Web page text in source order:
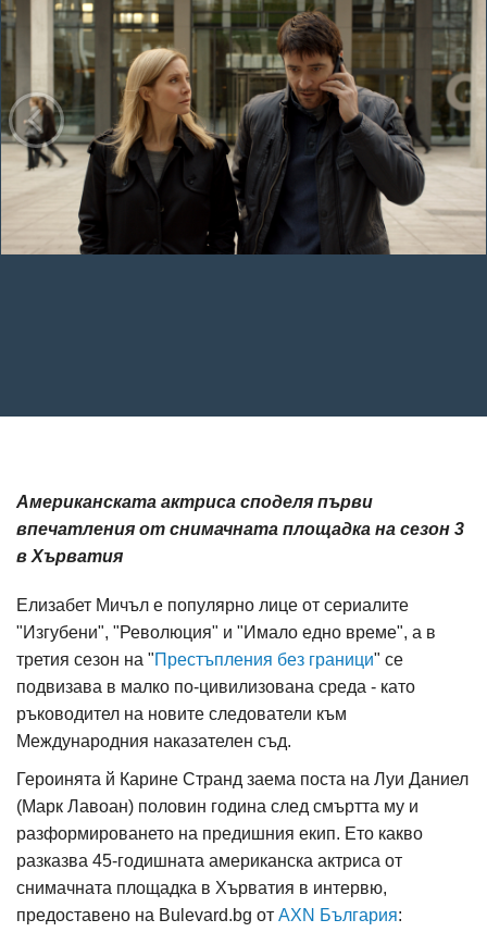
Американската актриса споделя първи
впечатления от снимачната площадка на сезон 3
в Хърватия
Елизабет Мичъл е популярно лице от сериалите
"Изгубени", "Революция" и "Имало едно време", а в
третия сезон на "Престъпления без граници" се
подвизава в малко по-цивилизована среда - като
ръководител на новите следователи към
Международния наказателен съд.
Героинята й Карине Странд заема поста на Луи Даниел
(Марк Лавоан) половин година след смъртта му и
разформироването на предишния екип. Ето какво
разказва 45-годишната американска актриса от
снимачната площадка в Хърватия в интервю,
предоставено на Bulevard.bg от AXN България: